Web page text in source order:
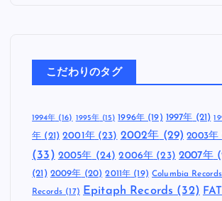
こだわりのタグ
1994年(16) 1995年 (15) 1996年(19) 1997年 (21)
年 (21) 2001年(23) 2002年 (29) 2003年
(33) 2005年 (24) 2006年 (23) 2007年
(21) 2009年 (20) 2011年 (19) Columbia Records
Records (17) Epitaph Records (32)